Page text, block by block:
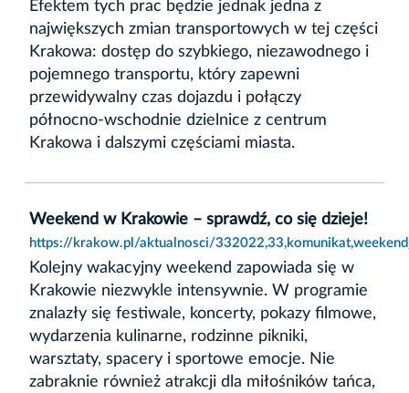
Efektem tych prac będzie jednak jedna z
największych zmian transportowych w tej części
Krakowa: dostęp do szybkiego, niezawodnego i
pojemnego transportu, który zapewni
przewidywalny czas dojazdu i połączy
północno-wschodnie dzielnice z centrum
Krakowa i dalszymi częściami miasta.
Weekend w Krakowie – sprawdź, co się dzieje!
https://krakow.pl/aktualnosci/
Kolejny wakacyjny weekend zapowiada się w
Krakowie niezwykle intensywnie. W programie
znalazły się festiwale, koncerty, pokazy filmowe,
wydarzenia kulinarne, rodzinne pikniki,
warsztaty, spacery i sportowe emocje. Nie
zabraknie również atrakcji dla miłośników tańca,